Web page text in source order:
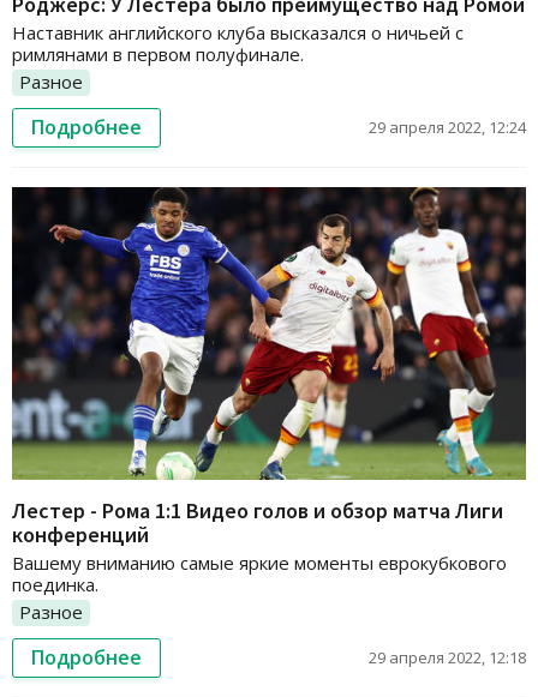
Наставник английского клуба высказался о ничьей с
римлянами в первом полуфинале.
Разное
Подробнее 29 апреля 2022, 12:24
Лестер - Рома 1:1 Видео голов и обзор матча Лиги
конференций
Вашему вниманию самые яркие моменты еврокубкового
поединка.
Разное
Подробнее 29 апреля 2022, 12:18